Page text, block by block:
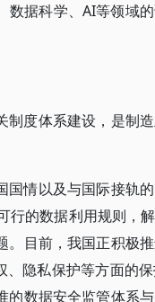
据科学、AI等领域
度体系建设，是制
情以及与国际接轨
的数据利用规则，
目前，我国正积极
、隐私保护等方面的
数据安全监管体系